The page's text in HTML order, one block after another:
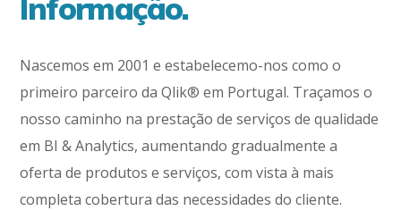
Informação.
Nascemos em 2001 e estabelecemo-nos como o
primeiro parceiro da Qlik® em Portugal. Traçamos o
nosso caminho na prestação de serviços de qualidade
em BI & Analytics, aumentando gradualmente a
oferta de produtos e serviços, com vista à mais
completa cobertura das necessidades do cliente.